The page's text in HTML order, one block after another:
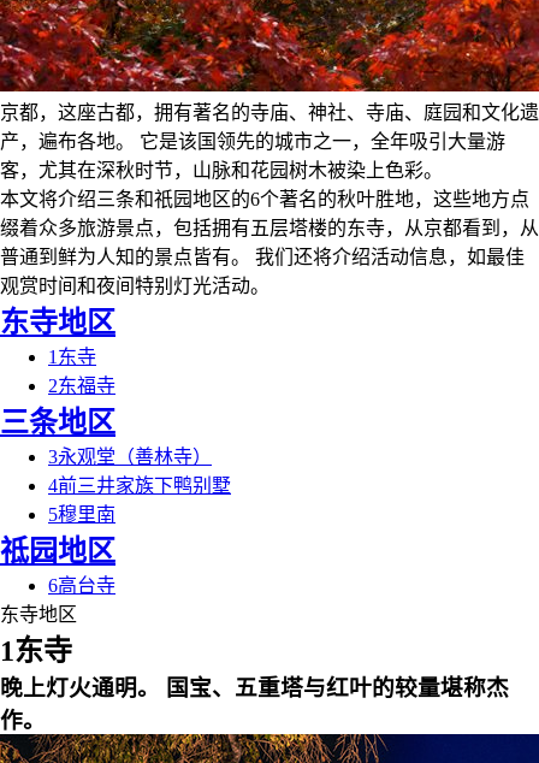
京都，这座古都，拥有著名的寺庙、神社、寺庙、庭园和文化遗
产，遍布各地。 它是该国领先的城市之一，全年吸引大量游
客，尤其在深秋时节，山脉和花园树木被染上色彩。
本文将介绍三条和祇园地区的6个著名的秋叶胜地，这些地方点
缀着众多旅游景点，包括拥有五层塔楼的东寺，从京都看到，从
普通到鲜为人知的景点皆有。 我们还将介绍活动信息，如最佳
观赏时间和夜间特别灯光活动。
东寺地区
1 东寺
2东福寺
三条地区
3永观堂（善林寺）
4前三井家族下鸭别墅
5穆里南
祗园地区
6高台寺
东寺地区
1东寺
晚上灯火通明。 国宝、五重塔与红叶的较量堪称杰
作。